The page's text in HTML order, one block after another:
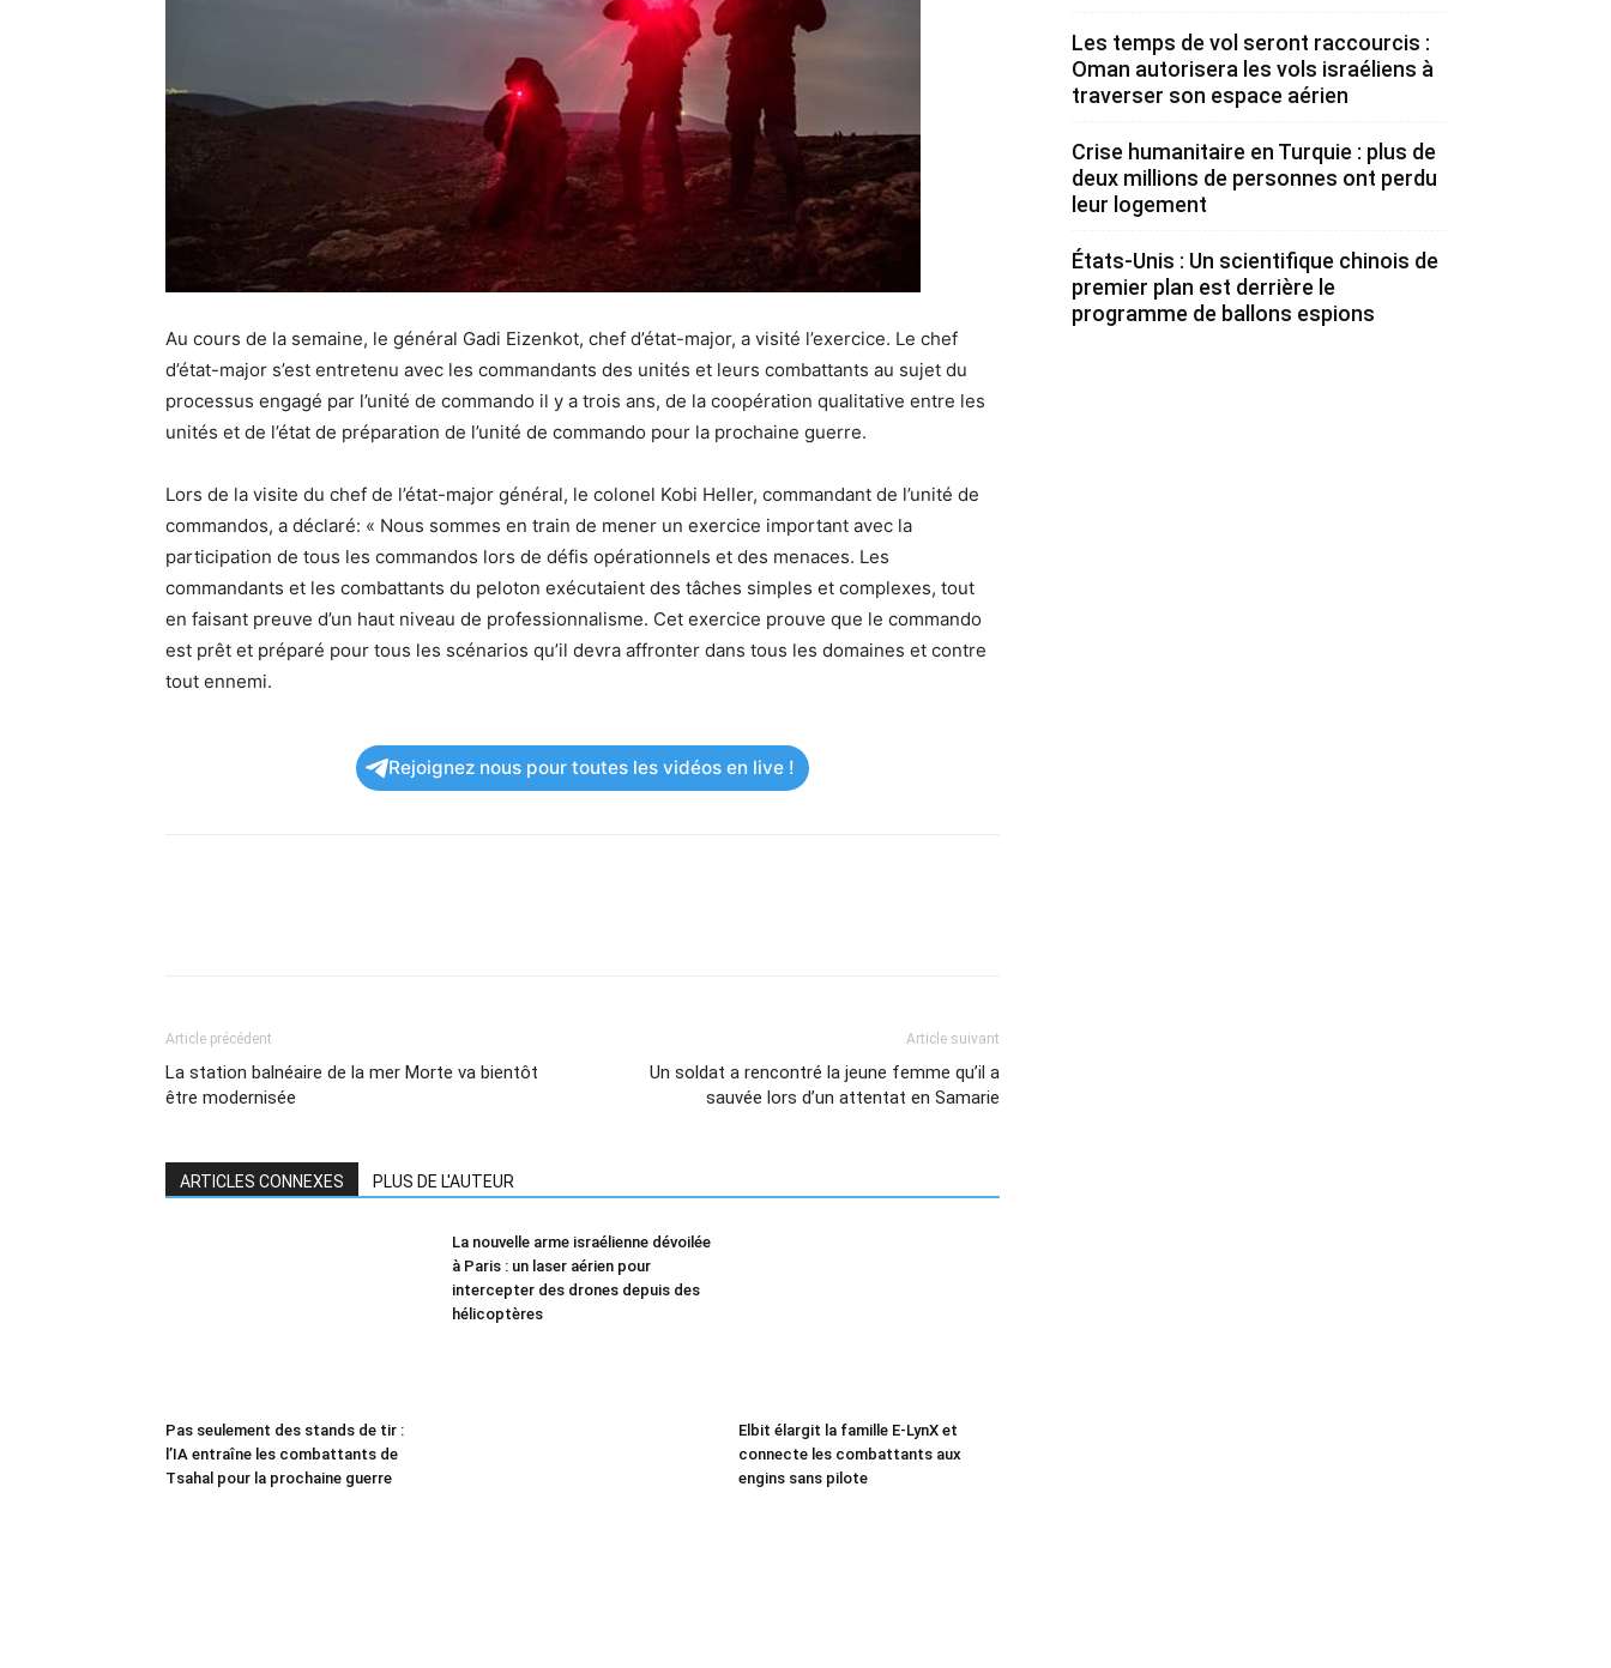
Au cours de la semaine, le général Gadi Eizenkot, chef d’état-major, a visité l’exercice. Le chef
d’état-major s’est entretenu avec les commandants des unités et leurs combattants au sujet du
processus engagé par l’unité de commando il y a trois ans, de la coopération qualitative entre les
unités et de l’état de préparation de l’unité de commando pour la prochaine guerre.
Lors de la visite du chef de l’état-major général, le colonel Kobi Heller, commandant de l’unité de
commandos, a déclaré: « Nous sommes en train de mener un exercice important avec la
participation de tous les commandos lors de défis opérationnels et des menaces. Les
commandants et les combattants du peloton exécutaient des tâches simples et complexes, tout
en faisant preuve d’un haut niveau de professionnalisme. Cet exercice prouve que le commando
est prêt et préparé pour tous les scénarios qu’il devra affronter dans tous les domaines et contre
tout ennemi.
Rejoignez nous pour toutes les vidéos en live !
Article précédent
La station balnéaire de la mer Morte va bientôt
être modernisée
Article suivant
Un soldat a rencontré la jeune femme qu’il a
sauvée lors d’un attentat en Samarie
ARTICLES CONNEXES PLUS DE L'AUTEUR
Pas seulement des stands de tir :
l’IA entraîne les combattants de
Tsahal pour la prochaine guerre
La nouvelle arme israélienne dévoilée
à Paris : un laser aérien pour
intercepter des drones depuis des
hélicoptères
Elbit élargit la famille E-LynX et
connecte les combattants aux
engins sans pilote
Les temps de vol seront raccourcis :
Oman autorisera les vols israéliens à
traverser son espace aérien
Crise humanitaire en Turquie : plus de
deux millions de personnes ont perdu
leur logement
États-Unis : Un scientifique chinois de
premier plan est derrière le
programme de ballons espions